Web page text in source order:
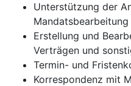
Unterstützung der
Erstellung und
Verträgen und
Termin- und
Korrespondenz mit